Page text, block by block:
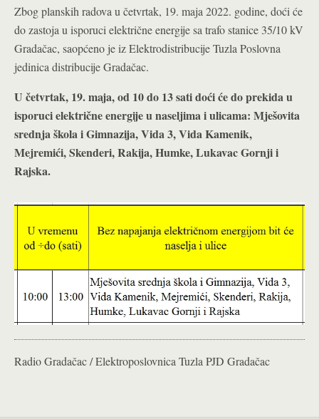
Zbog planskih radova u četvrtak, 19. maja 2022. godine, doći će
do zastoja u isporuci električne energije sa trafo stanice 35/10 kV
Gradačac, saopćeno je iz Elektrodistribucije Tuzla Poslovna
jedinica distribucije Gradačac.
U četvrtak, 19. maja, od 10 do 13 sati doći će do prekida u
isporuci električne energije u naseljima i ulicama: Mješovita
srednja škola i Gimnazija, Vida 3, Vida Kamenik,
Mejremići, Skenderi, Rakija, Humke, Lukavac Gornji i
Rajska.
Radio Gradačac / Elektroposlovnica Tuzla PJD Gradačac